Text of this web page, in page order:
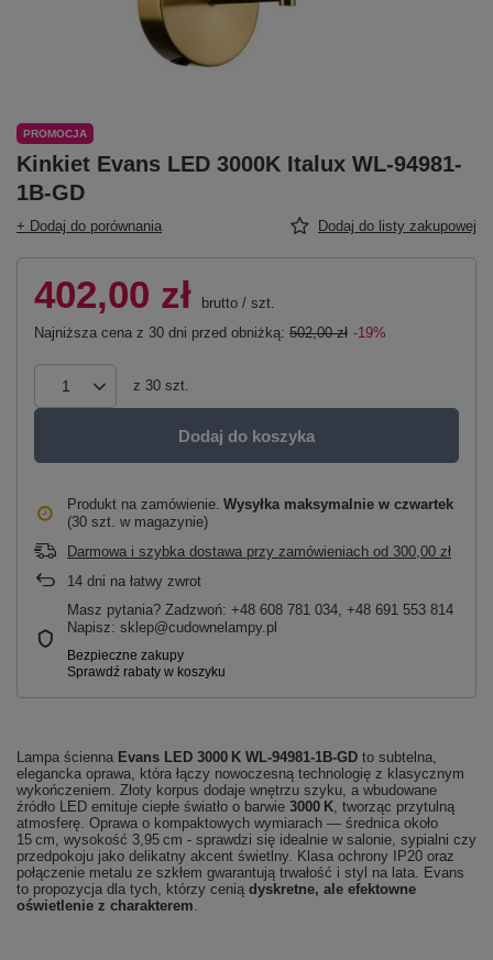
PROMOCJA
Kinkiet Evans LED 3000K Italux WL-94981-
1B-GD
+ Dodaj do porównania Dodaj do listy zakupowej
402,00 zł brutto / szt.
Najniższa cena z 30 dni przed obniżką: 502,00 zł -19%
z 30 szt.
Dodaj do koszyka
Produkt na zamówienie Wysyłka maksymalnie w czwartek
(30 szt. w magazynie)
Darmowa i szybka dostawa przy zamówieniach od 300,00 zł
14 dni na łatwy zwrot
Masz pytania? Zadzwoń: +48 608 781 034, +48 691 553 814
Napisz: sklep@cudownelampy.pl
Lampa ścienna Evans LED 3000 K WL‑94981‑1B‑GD to subtelna,
elegancka oprawa, która łączy nowoczesną technologię z klasycznym
wykończeniem. Złoty korpus dodaje wnętrzu szyku, a wbudowane
źródło LED emituje ciepłe światło o barwie 3000 K, tworząc przytulną
atmosferę. Oprawa o kompaktowych wymiarach — średnica około
15 cm, wysokość 3,95 cm - sprawdzi się idealnie w salonie, sypialni czy
przedpokoju jako delikatny akcent świetlny. Klasa ochrony IP20 oraz
połączenie metalu ze szkłem gwarantują trwałość i styl na lata. Evans
to propozycja dla tych, którzy cenią dyskretne, ale efektowne
oświetlenie z charakterem.